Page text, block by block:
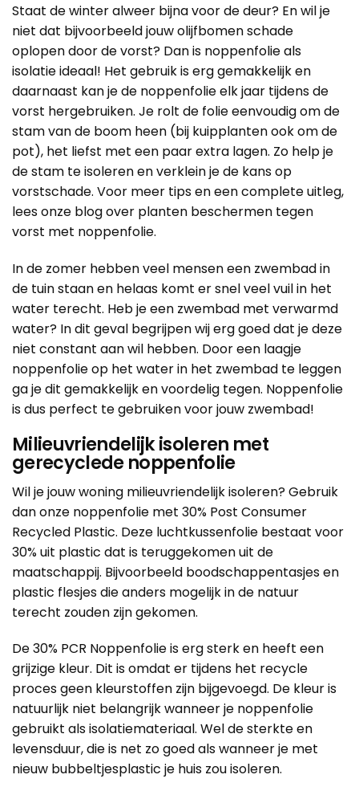
Staat de winter alweer bijna voor de deur? En wil je
niet dat bijvoorbeeld jouw olijfbomen schade
oplopen door de vorst? Dan is noppenfolie als
isolatie ideaal! Het gebruik is erg gemakkelijk en
daarnaast kan je de noppenfolie elk jaar tijdens de
vorst hergebruiken. Je rolt de folie eenvoudig om de
stam van de boom heen (bij kuipplanten ook om de
pot), het liefst met een paar extra lagen. Zo help je
de stam te isoleren en verklein je de kans op
vorstschade. Voor meer tips en een complete uitleg,
lees onze blog over planten beschermen tegen
vorst met noppenfolie.
In de zomer hebben veel mensen een zwembad in
de tuin staan en helaas komt er snel veel vuil in het
water terecht. Heb je een zwembad met verwarmd
water? In dit geval begrijpen wij erg goed dat je deze
niet constant aan wil hebben. Door een laagje
noppenfolie op het water in het zwembad te leggen
ga je dit gemakkelijk en voordelig tegen. Noppenfolie
is dus perfect te gebruiken voor jouw zwembad!
Milieuvriendelijk isoleren met
gerecyclede noppenfolie
Wil je jouw woning milieuvriendelijk isoleren? Gebruik
dan onze noppenfolie met 30% Post Consumer
Recycled Plastic. Deze luchtkussenfolie bestaat voor
30% uit plastic dat is teruggekomen uit de
maatschappij. Bijvoorbeeld boodschappentasjes en
plastic flesjes die anders mogelijk in de natuur
terecht zouden zijn gekomen.
De 30% PCR Noppenfolie is erg sterk en heeft een
grijzige kleur. Dit is omdat er tijdens het recycle
proces geen kleurstoffen zijn bijgevoegd. De kleur is
natuurlijk niet belangrijk wanneer je noppenfolie
gebruikt als isolatiemateriaal. Wel de sterkte en
levensduur, die is net zo goed als wanneer je met
nieuw bubbeltjesplastic je huis zou isoleren.